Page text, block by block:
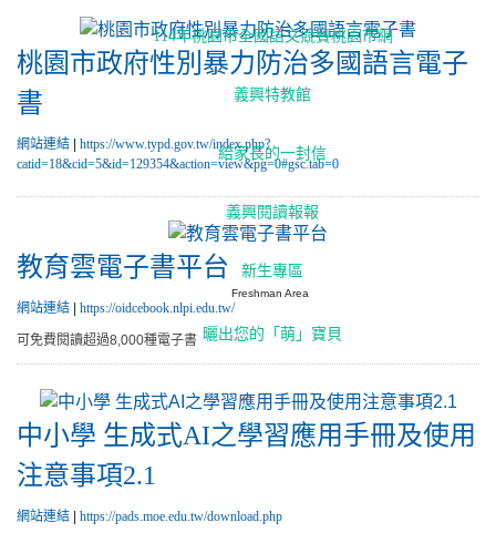
桃園市政府性別暴力防治多國語言電子
書
網站連結
https://www.typd.gov.tw/index.php?
catid=18&cid=5&id=129354&action=view&pg=0#gsc.tab=0
教育雲電子書平台
網站連結 https://oidcebook.nlpi.edu.tw/
可免費閱讀超過8,000種電子書
中小學 生成式AI之學習應用手冊及使用
注意事項2.1
網站連結 | https://pads.moe.edu.tw/download.php
114年桃園市全國語文競賽桃園市網
義興特教館
給家長的一封信
義興閱讀報報
新生專區
Freshman Area
曬出您的「萌」寶貝